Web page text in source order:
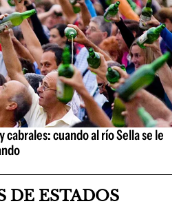
cabrales: cuando al río Sella se le
DE ESTADOS